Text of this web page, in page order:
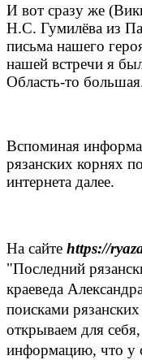
И вот сразу же
Н.С. Гумилёва из
письма нашего
нашей встречи я
Область-то
Вспоминая
рязанских корнях
интернета далее.
На сайте https://
"Последний
краеведа
поисками
открываем для себя,
информацию, что у